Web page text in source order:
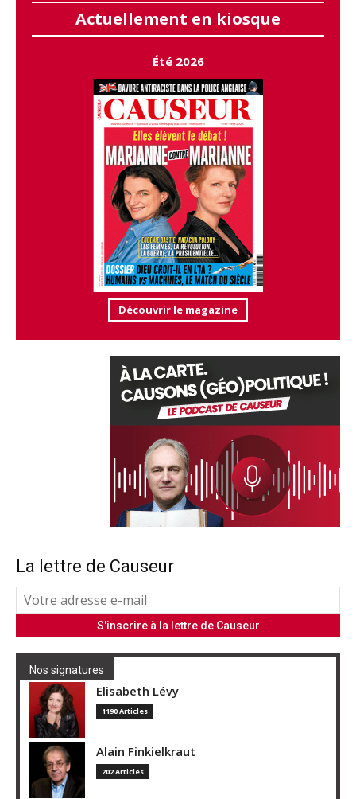
Actuellement en kiosque
Été 2026
Découvrir le magazine
La lettre de Causeur
Nos signatures
Elisabeth Lévy
1190 Articles
Alain Finkielkraut
202 Articles